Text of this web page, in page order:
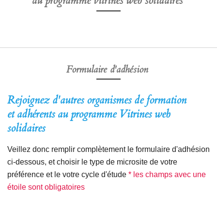
Formulaire d'adhésion
Rejoignez d'autres organismes de formation
et adhérentsau programme Vitrines web
solidaires
Veillez donc remplir complètement le formulaire d'adhésion
ci-dessous, et choisir le type de microsite de votre
préférence et le votre cycle d'étude * les champs avec une
étoile sont obligatoires